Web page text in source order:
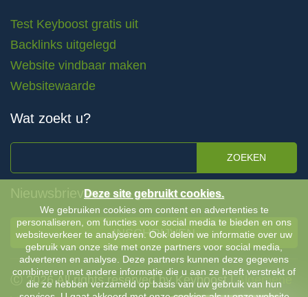
Test Keyboost gratis uit
Backlinks uitgelegd
Website vindbaar maken
Websitewaarde
Wat zoekt u?
ZOEKEN
Nieuwsbrieven
INSCHRIJVEN
Ⓒ 2026 All rights reserved by Keyboost |Algemene
Deze site gebruikt cookies.
We gebruiken cookies om content en advertenties te
personaliseren, om functies voor social media te bieden en ons
websiteverkeer te analyseren. Ook delen we informatie over uw
gebruik van onze site met onze partners voor social media,
adverteren en analyse. Deze partners kunnen deze gegevens
combineren met andere informatie die u aan ze heeft verstrekt of
die ze hebben verzameld op basis van uw gebruik van hun